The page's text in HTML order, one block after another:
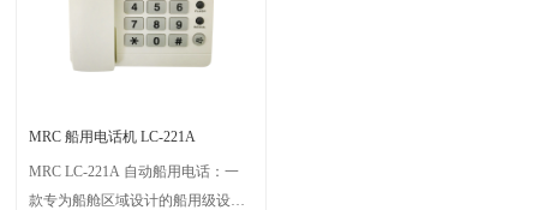
MRC 船用电话机 LC-221A
MRC LC-221A 自动船用电话：一
款专为船舱区域设计的船用级设